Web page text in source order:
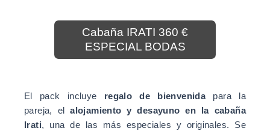
Cabaña IRATI 360 €
ESPECIAL BODAS
El pack incluye regalo de bienvenida para la
pareja, elalojamiento y desayuno en la cabaña
Irati, una de las más especiales y originales. Se